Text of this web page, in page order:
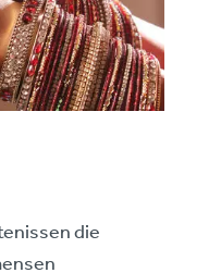
die